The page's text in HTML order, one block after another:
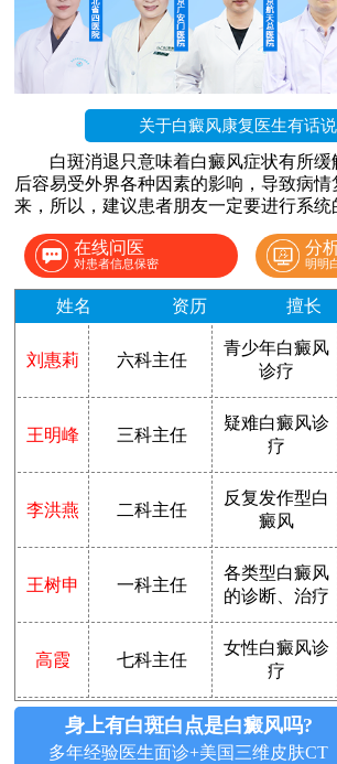
关于白癜风康复医生有话说
白斑消退只意味着白癜风症状有所
后容易受外界各种因素的影响，导致病
来，所以，建议患者朋友一定要进行系统
在线问医
对患者信息保密
分
明明
姓名 资历 擅长
刘惠莉 六科主任
青少年白癜风
诊疗
王明峰 三科主任
疑难白癜风诊
疗
李洪燕 二科主任
反复发作型白
癜风
王树申 一科主任
各类型白癜风
的诊断、治疗
高霞 七科主任
女性白癜风诊
疗
身上有白斑白点是白癜风吗?
多年经验医生面诊+美国三维皮肤CT